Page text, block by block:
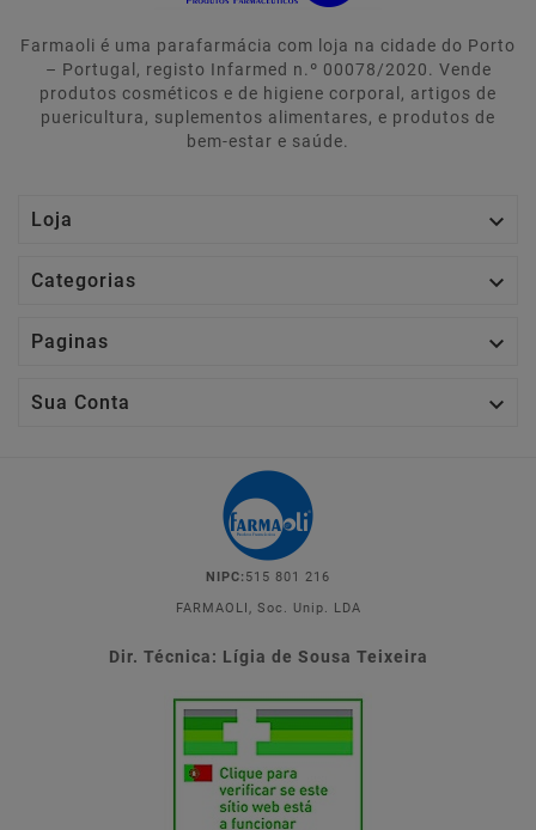
Farmaoli é uma parafarmácia com loja na cidade do Porto
– Portugal, registo Infarmed n.º 00078/2020. Vende
produtos cosméticos e de higiene corporal, artigos de
puericultura, suplementos alimentares, e produtos de
bem-estar e saúde.
Loja 
Categorias 
Paginas 
Sua Conta 
NIPC: 515 801 216
FARMAOLI, Soc. Unip. LDA
Dir. Técnica: Lígia de Sousa Teixeira